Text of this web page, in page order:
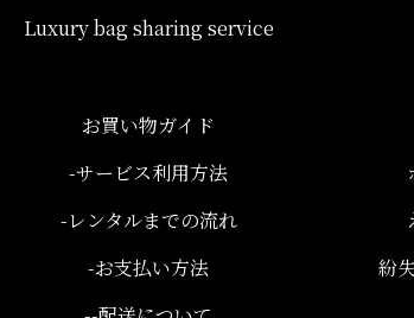
Luxury bag sharing service
お買い物ガイド
-サービス利用方法
-レンタルまでの流れ
-お支払い方法
紛